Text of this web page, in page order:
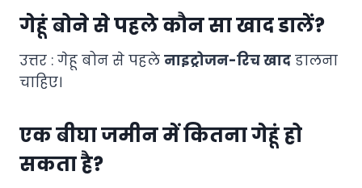
गेहूं बोने से पहले कौन सा खाद डालें?
उत्तर : गेहू बोन से पहले नाइट्रोजन-रिच खाद डालना
चाहिए।
एक बीघा जमीन में कितना गेहूं हो
सकता है?